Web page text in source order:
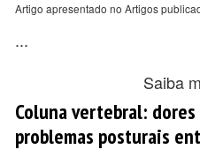
Artigo apresentado no Artigos
...
Saiba
Coluna vertebral:
problemas posturais